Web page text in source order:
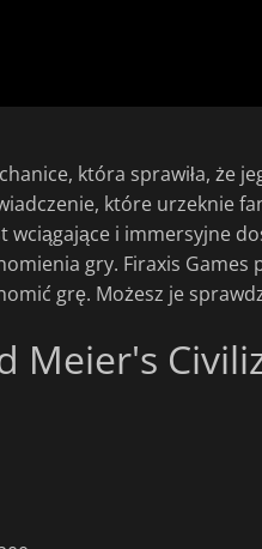
która sprawiła, że
które urzeknie
i immersyjne
gry. Firaxis Games
grę. Możesz je
Meier's